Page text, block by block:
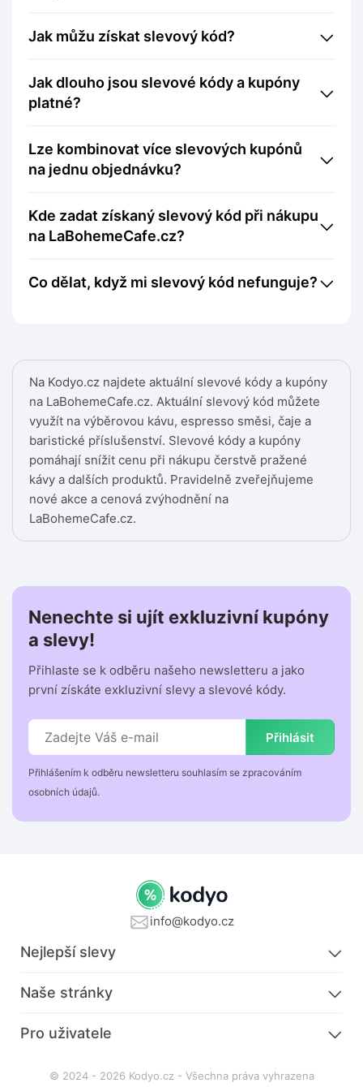
Na Kodyo.cz najdete aktuální slevové kódy a kupóny
na LaBohemeCafe.cz. Aktuální slevový kód můžete
využít na výběrovou kávu, espresso směsi, čaje a
baristické příslušenství. Slevové kódy a kupóny
pomáhají snížit cenu při nákupu čerstvě pražené
kávy a dalších produktů. Pravidelně zveřejňujeme
nové akce a cenová zvýhodnění na
LaBohemeCafe.cz.
Jak můžu získat slevový kód?
Jak dlouho jsou slevové kódy a kupóny
platné?
Lze kombinovat více slevových kupónů
na jednu objednávku?
Kde zadat získaný slevový kód při nákupu
na LaBohemeCafe.cz?
Co dělat, když mi slevový kód nefunguje?
Nenechte si ujít exkluzivní kupóny
a slevy!
Přihlaste se k odběru našeho newsletteru a jako
první získáte exkluzivní slevy a slevové kódy.
Přihlásit
Přihlášením k odběru newsletteru souhlasím se zpracováním
osobních údajů.
info@kodyo.cz
Nejlepší slevy
Naše stránky
Pro uživatele
© 2024 - 2026 Kodyo.cz - Všechna práva vyhrazena